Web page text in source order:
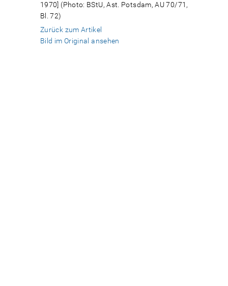
1970] (Photo: BStU, Ast. Potsdam, AU 70/71,
Bl. 72)
Zurück zum Artikel
Bild im Original ansehen